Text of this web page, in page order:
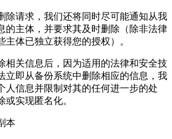
除请求，我们还将同时尽可能通知从我
的主体，并要求其及时删除（除非法律
体已独立获得您的授权）。
相关信息后，因为适用的法律和安全技
立即从备份系统中删除相应的信息，我
人信息并限制对其的任何进一步的处
实现匿名化。
本